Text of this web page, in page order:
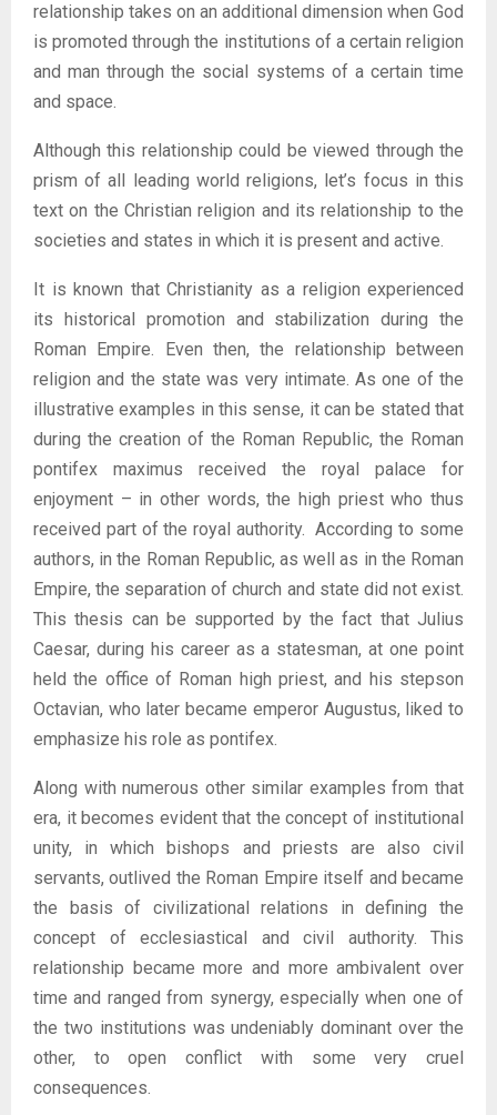
relationship takes on an additional dimension when God
is promoted through the institutions of a certain religion
and man through the social systems of a certain time
and space.
Although this relationship could be viewed through the
prism of all leading world religions, let’s focus in this
text on the Christian religion and its relationship to the
societies and states in which it is present and active.
It is known that Christianity as a religion experienced
its historical promotion and stabilization during the
Roman Empire. Even then, the relationship between
religion and the state was very intimate. As one of the
illustrative examples in this sense, it can be stated that
during the creation of the Roman Republic, the Roman
pontifex maximus received the royal palace for
enjoyment – in other words, the high priest who thus
received part of the royal authority. According to some
authors, in the Roman Republic, as well as in the Roman
Empire, the separation of church and state did not exist.
This thesis can be supported by the fact that Julius
Caesar, during his career as a statesman, at one point
held the office of Roman high priest, and his stepson
Octavian, who later became emperor Augustus, liked to
emphasize his role as pontifex.
Along with numerous other similar examples from that
era, it becomes evident that the concept of institutional
unity, in which bishops and priests are also civil
servants, outlived the Roman Empire itself and became
the basis of civilizational relations in defining the
concept of ecclesiastical and civil authority. This
relationship became more and more ambivalent over
time and ranged from synergy, especially when one of
the two institutions was undeniably dominant over the
other, to open conflict with some very cruel
consequences.